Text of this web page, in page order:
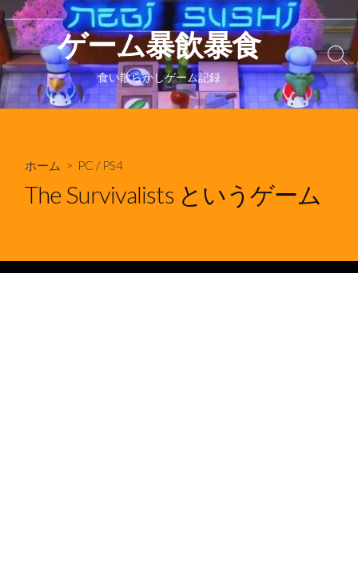
コ
ン
テ
ン
ツ
へ
ゲーム暴飲暴食
食い散らかしゲーム記録
検
索
り
ホーム > PC / PS4
The Survivalists というゲーム